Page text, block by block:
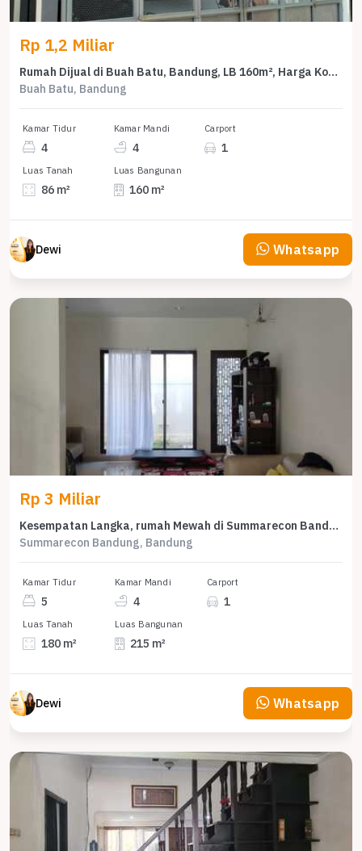
Rp 1,2 Miliar
Rumah Dijual di Buah Batu, Bandung, LB 160m², Harga Kompetitif!
Buah Batu, Bandung
Kamar Tidur
4
Kamar Mandi
4
Carport
1
Luas Tanah
86 m²
Luas Bangunan
160 m²
Dewi Whatsapp
Rp 3 Miliar
Kesempatan Langka, rumah Mewah di Summarecon Bandung, Bandung, LB 215m²
Summarecon Bandung, Bandung
Kamar Tidur
5
Kamar Mandi
4
Carport
1
Luas Tanah
180 m²
Luas Bangunan
215 m²
Dewi Whatsapp